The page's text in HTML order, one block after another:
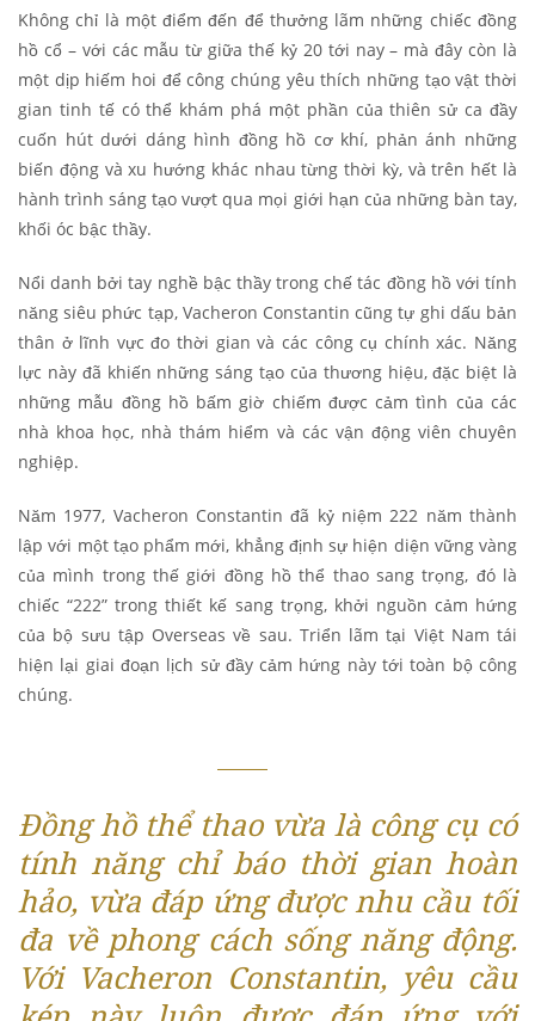
Không chỉ là một điểm đến để thưởng lãm những chiếc đồng
hồ cổ – với các mẫu từ giữa thế kỷ 20 tới nay – mà đây còn là
một dịp hiếm hoi để công chúng yêu thích những tạo vật thời
gian tinh tế có thể khám phá một phần của thiên sử ca đầy
cuốn hút dưới dáng hình đồng hồ cơ khí, phản ánh những
biến động và xu hướng khác nhau từng thời kỳ, và trên hết là
hành trình sáng tạo vượt qua mọi giới hạn của những bàn tay,
khối óc bậc thầy.
Nổi danh bởi tay nghề bậc thầy trong chế tác đồng hồ với tính
năng siêu phức tạp, Vacheron Constantin cũng tự ghi dấu bản
thân ở lĩnh vực đo thời gian và các công cụ chính xác. Năng
lực này đã khiến những sáng tạo của thương hiệu, đặc biệt là
những mẫu đồng hồ bấm giờ chiếm được cảm tình của các
nhà khoa học, nhà thám hiểm và các vận động viên chuyên
nghiệp.
Năm 1977, Vacheron Constantin đã kỷ niệm 222 năm thành
lập với một tạo phẩm mới, khẳng định sự hiện diện vững vàng
của mình trong thế giới đồng hồ thể thao sang trọng, đó là
chiếc “222” trong thiết kế sang trọng, khởi nguồn cảm hứng
của bộ sưu tập Overseas về sau. Triển lãm tại Việt Nam tái
hiện lại giai đoạn lịch sử đầy cảm hứng này tới toàn bộ công
chúng.
Đồng hồ thể thao vừa là công cụ có
tính năng chỉ báo thời gian hoàn
hảo, vừa đáp ứng được nhu cầu tối
đa về phong cách sống năng động.
Với Vacheron Constantin, yêu cầu